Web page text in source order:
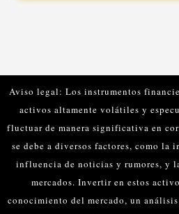
Aviso legal: Los instrumentos
activos altamente volátiles y
fluctuar de manera significativa en
se debe a diversos factores, como la
influencia de noticias y rumores, y
mercados. Invertir en estos
conocimiento del mercado, un